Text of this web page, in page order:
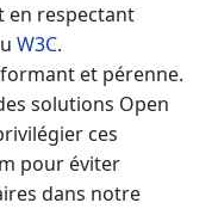
en respectant
W3C.
et pérenne.
solutions Open
ces
pour éviter
dans notre